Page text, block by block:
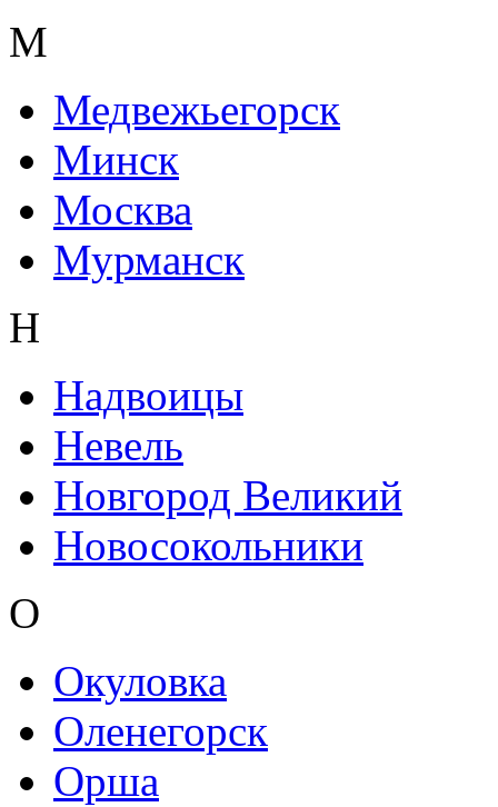
М
Медвежьегорск
Минск
Москва
Мурманск
Н
Надвоицы
Невель
Новгород Великий
Новосокольники
О
Окуловка
Оленегорск
Орша